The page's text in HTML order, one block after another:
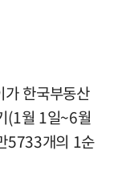
한국부동산
(1월 1일~6월
5733개의 1순